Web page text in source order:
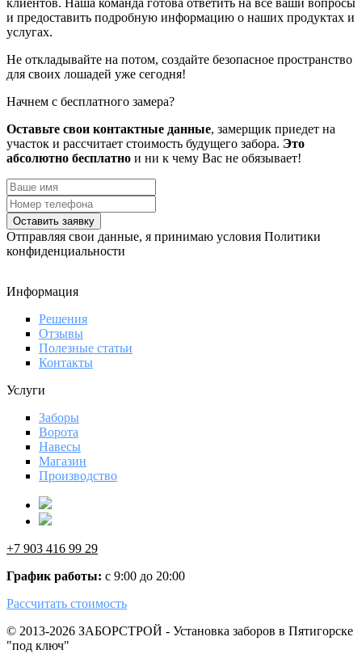
клиентов. Наша команда готова ответить на все ваши вопросы
и предоставить подробную информацию о наших продуктах и
услугах.
Не откладывайте на потом, создайте безопасное пространство
для своих лошадей уже сегодня!
Начнем с бесплатного замера?
Оставьте свои контактные данные, замерщик приедет на
участок и рассчитает стоимость будущего забора. Это
абсолютно бесплатно и ни к чему Вас не обязывает!
Оставить заявку
Отправляя свои данные, я принимаю условия Политики
конфиденциальности
Информация
Решения
Отзывы
Полезные статьи
Контакты
Услуги
Заборы
Ворота
Навесы
Магазин
Производство
+7 903 416 99 29
График работы: с 9:00 до 20:00
Рассчитать стоимость
© 2013-2026 ЗАБОРСТРОЙ - Установка заборов в Пятигорске
"под ключ"